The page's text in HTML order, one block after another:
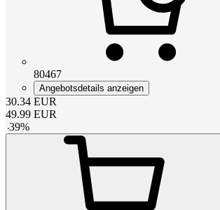
80467
Angebotsdetails anzeigen
30.34 EUR
49.99 EUR
-39%